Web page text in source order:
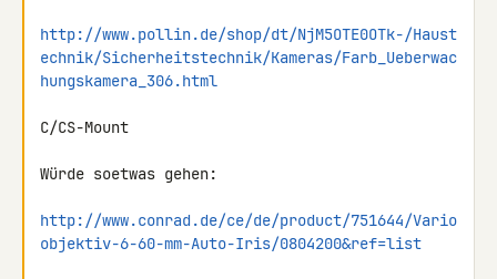
http://www.pollin.de/shop/dt/NjM5OTE0OTk-/Haust
echnik/Sicherheitstechnik/Kameras/Farb_Ueberwac
hungskamera_306.html
C/CS-Mount
Würde soetwas gehen:
http://www.conrad.de/ce/de/product/751644/Vario
objektiv-6-60-mm-Auto-Iris/0804200&ref=list